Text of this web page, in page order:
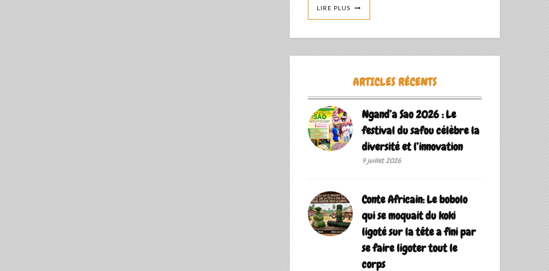
LIRE PLUS
ARTICLES RÉCENTS
Ngand’a Sao 2026 : Le
festival du safou célèbre la
diversité et l’innovation
9 juillet 2026
Conte Africain: Le bobolo
qui se moquait du koki
ligoté sur la tête a fini par
se faire ligoter tout le
corps